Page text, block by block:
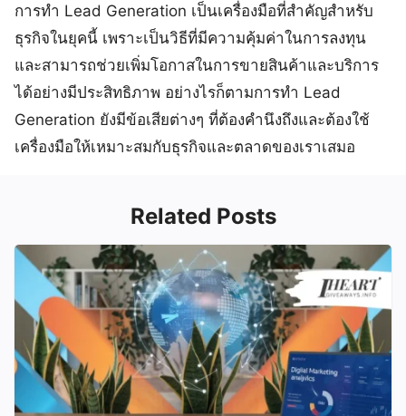
การทำ Lead Generation เป็นเครื่องมือที่สำคัญสำหรับ
ธุรกิจในยุคนี้ เพราะเป็นวิธีที่มีความคุ้มค่าในการลงทุน
และสามารถช่วยเพิ่มโอกาสในการขายสินค้าและบริการ
ได้อย่างมีประสิทธิภาพ อย่างไรก็ตามการทำ Lead
Generation ยังมีข้อเสียต่างๆ ที่ต้องคำนึงถึงและต้องใช้
เครื่องมือให้เหมาะสมกับธุรกิจและตลาดของเราเสมอ
Related Posts